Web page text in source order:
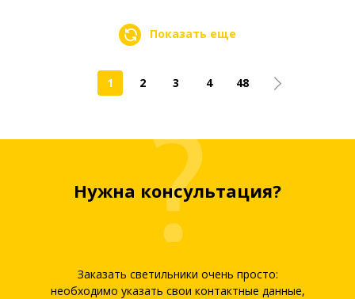
Показать еще
1 2 3 4 48
Нужна консультация?
Заказать светильники очень просто:
необходимо указать свои контактные данные,